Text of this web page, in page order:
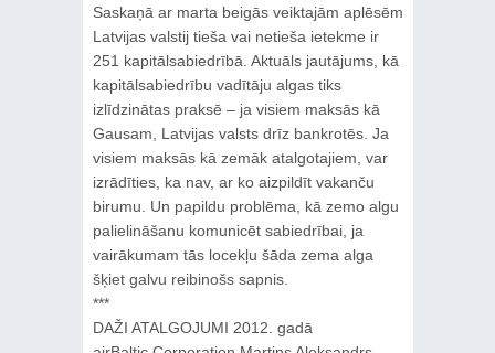
Saskaņā ar marta beigās veiktajām aplēsēm
Latvijas valstij tieša vai netieša ietekme ir
251 kapitālsabiedrībā. Aktuāls jautājums, kā
kapitālsabiedrību vadītāju algas tiks
izlīdzinātas praksē – ja visiem maksās kā
Gausam, Latvijas valsts drīz bankrotēs. Ja
visiem maksās kā zemāk atalgotajiem, var
izrādīties, ka nav, ar ko aizpildīt vakanču
birumu. Un papildu problēma, kā zemo algu
palielināšanu komunicēt sabiedrībai, ja
vairākumam tās locekļu šāda zema alga
šķiet galvu reibinošs sapnis.
***
DAŽI ATALGOJUMI 2012. gadā